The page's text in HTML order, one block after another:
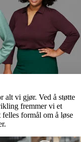
alt vi gjør. Ved å støtte
fremmer vi et
felles formål om å løse